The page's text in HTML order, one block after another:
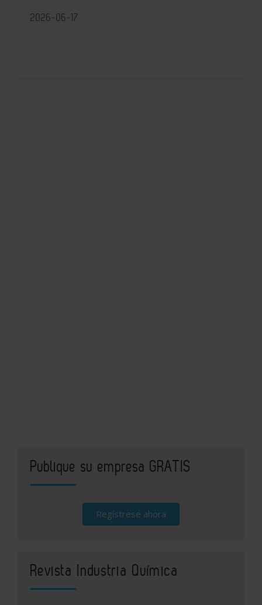
2026-06-17
Publique su empresa GRATIS
Regístrese ahora
Revista Industria Química